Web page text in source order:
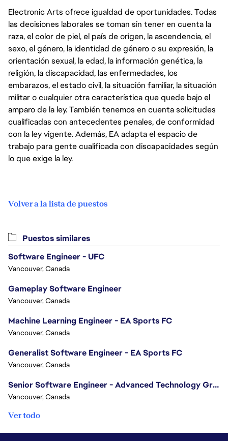
Electronic Arts ofrece igualdad de oportunidades. Todas
las decisiones laborales se toman sin tener en cuenta la
raza, el color de piel, el país de origen, la ascendencia, el
sexo, el género, la identidad de género o su expresión, la
orientación sexual, la edad, la información genética, la
religión, la discapacidad, las enfermedades, los
embarazos, el estado civil, la situación familiar, la situación
militar o cualquier otra característica que quede bajo el
amparo de la ley. También tenemos en cuenta solicitudes
cualificadas con antecedentes penales, de conformidad
con la ley vigente. Además, EA adapta el espacio de
trabajo para gente cualificada con discapacidades según
lo que exige la ley.
Volver a la lista de puestos
Puestos similares
Software Engineer - UFC
Vancouver, Canada
Gameplay Software Engineer
Vancouver, Canada
Machine Learning Engineer - EA Sports FC
Vancouver, Canada
Generalist Software Engineer - EA Sports FC
Vancouver, Canada
Senior Software Engineer - Advanced Technology Group
Vancouver, Canada
Ver todo